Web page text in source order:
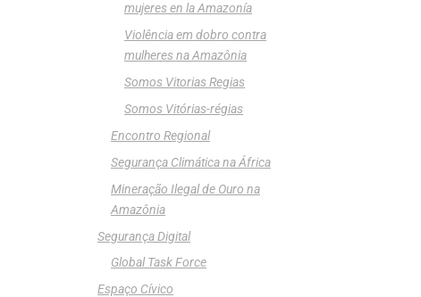
mujeres en la Amazonía
Violência em dobro contra
mulheres na Amazônia
Somos Vitorias Regias
Somos Vitórias-régias
Encontro Regional
Segurança Climática na África
Mineração Ilegal de Ouro na
Amazônia
Segurança Digital
Global Task Force
Espaço Cívico